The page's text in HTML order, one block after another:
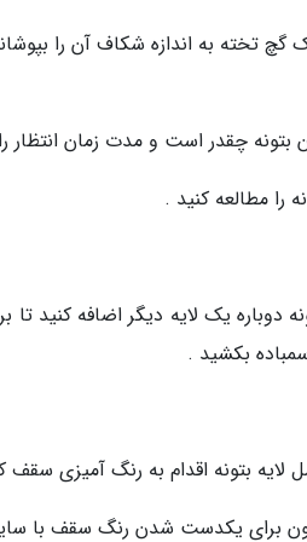
گچ تخته به اندازه شکاف آن را
چقدر است و مدت زمان انتظار
را مطالعه کنید .
دوباره یک لایه دیگر اضافه کنید
بکشید .
بتونه اقدام به رنگ آمیزی سقف
برای یکدست شدن رنگ سقف با